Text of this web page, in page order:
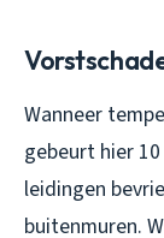
Wanneer
gebeurt hier
leidingen
buitenmuren.